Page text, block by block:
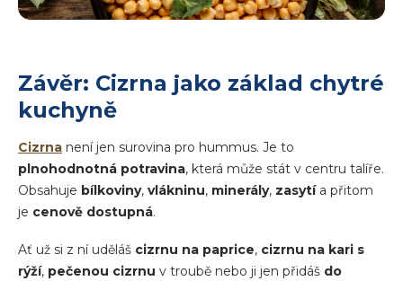
Závěr: Cizrna jako základ chytré
kuchyně
Cizrna není jen surovina pro hummus. Je to
plnohodnotná potravina, která může stát v centru talíře.
Obsahuje bílkoviny, vlákninu, minerály, zasytía přitom
je cenově dostupná.
Ať už si z ní uděláš cizrnu na paprice, cizrnu na kari s
rýží, pečenou cizrnu v troubě nebo ji jen přidáš do